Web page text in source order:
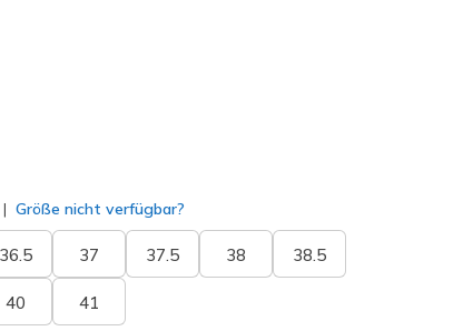
Größe nicht verfügbar?
36.5 37 37.5 38 38.5
40 41